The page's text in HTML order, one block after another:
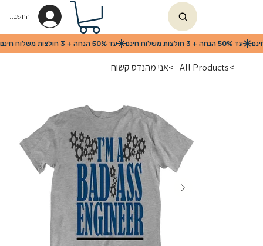
החשבון שלי
>
All Products
>אני מהנדס קשוח